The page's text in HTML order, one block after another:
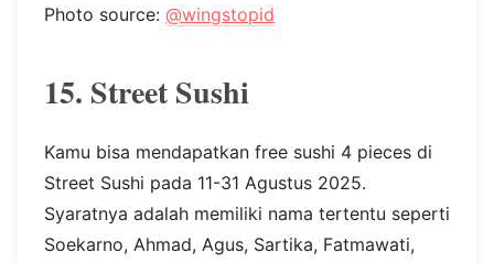
Photo source: @wingstopid
15. Street Sushi
Kamu bisa mendapatkan free sushi 4 pieces di
Street Sushi pada 11-31 Agustus 2025.
Syaratnya adalah memiliki nama tertentu seperti
Soekarno, Ahmad, Agus, Sartika, Fatmawati,